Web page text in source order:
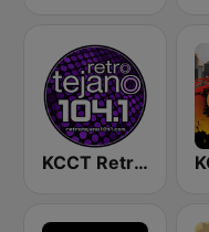
KCCT Retro Tejano 104.1 FM